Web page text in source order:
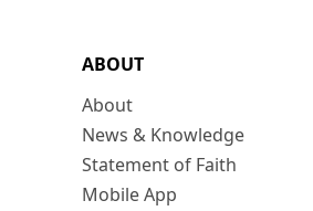
ABOUT
About
News & Knowledge
Statement of Faith
Mobile App